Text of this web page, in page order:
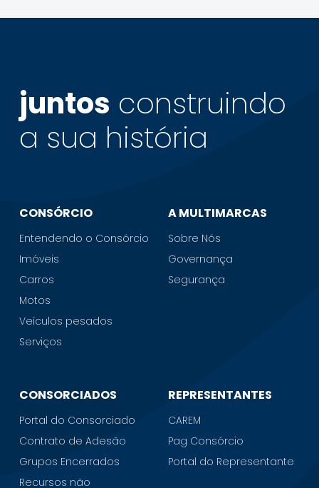
juntos construindo
a sua história
CONSÓRCIO
Entendendo o Consórcio
Imóveis
Carros
Motos
Veículos pesados
Serviços
A MULTIMARCAS
Sobre Nós
Governança
Segurança
CONSORCIADOS
Portal do Consorciado
Contrato de Adesão
Grupos Encerrados
Recursos não
REPRESENTANTES
CAREM
Pag Consórcio
Portal do Representante